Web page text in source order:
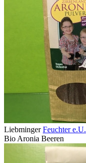
Liebminger Feuchter e.U.
Bio Aronia Beeren